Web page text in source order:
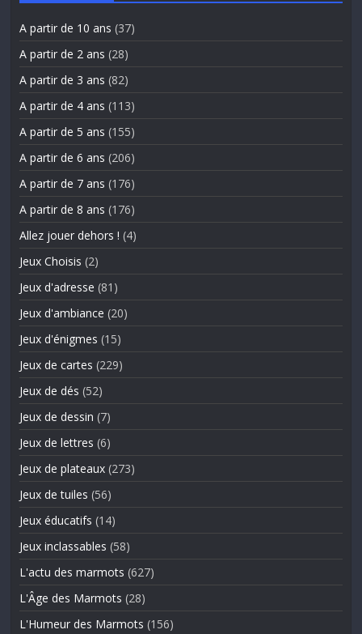
A partir de 10 ans (37)
A partir de 2 ans (28)
A partir de 3 ans (82)
A partir de 4 ans (113)
A partir de 5 ans (155)
A partir de 6 ans (206)
A partir de 7 ans (176)
A partir de 8 ans (176)
Allez jouer dehors ! (4)
Jeux Choisis (2)
Jeux d'adresse (81)
Jeux d'ambiance (20)
Jeux d'énigmes (15)
Jeux de cartes (229)
Jeux de dés (52)
Jeux de dessin (7)
Jeux de lettres (6)
Jeux de plateaux (273)
Jeux de tuiles (56)
Jeux éducatifs (14)
Jeux inclassables (58)
L'actu des marmots (627)
L'Âge des Marmots (28)
L'Humeur des Marmots (156)